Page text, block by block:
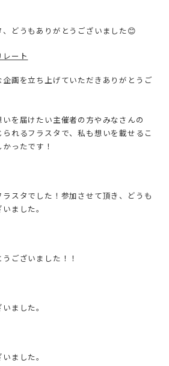
どうもありがとうございました😊
ート
企画を立ち上げていただきありがとうご
を届けたい主催者の方やみなさんの
れるフラスタで、私も想いを載せるこ
ったです！
ラスタでした！参加させて頂き、どうも
ました。
ございました！！
ました。
ました。